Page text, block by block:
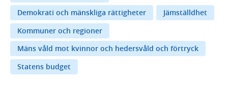
Demokrati och mänskliga rättigheter
Jämställdhet
Kommuner och regioner
Mäns våld mot kvinnor och hedersvåld och förtryck
Statens budget